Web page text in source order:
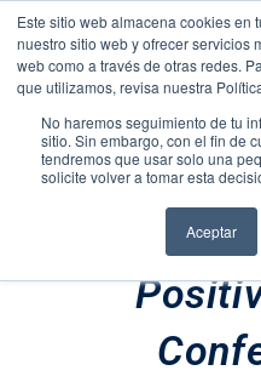
Este sitio web almacena cookies en
nuestro sitio web y ofrecer servicios
web como a través de otras redes.
que utilizamos, revisa nuestra
No haremos seguimiento de tu
sitio. Sin embargo, con el fin de
tendremos que usar solo una
solicite volver a tomar esta
Aceptar